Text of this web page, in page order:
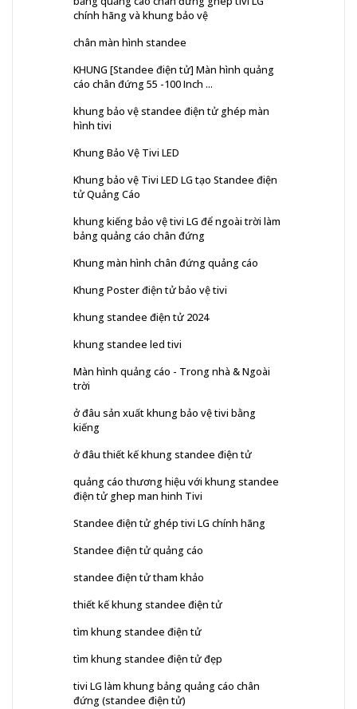
chính hãng và khung bảo vệ
chân màn hình standee
KHUNG [Standee điện tử] Màn hình quảng
cáo chân đứng 55 -100 Inch ...
khung bảo vệ standee điện tử ghép màn
hình tivi
Khung Bảo Vệ Tivi LED
Khung bảo vệ Tivi LED LG tạo Standee điện
tử Quảng Cáo
khung kiếng bảo vệ tivi LG để ngoài trời làm
bảng quảng cáo chân đứng
Khung màn hình chân đứng quảng cáo
Khung Poster điện tử bảo vệ tivi
khung standee điện tử 2024
khung standee led tivi
Màn hình quảng cáo - Trong nhà & Ngoài
trời
ở đâu sản xuất khung bảo vệ tivi bằng
kiếng
ở đâu thiết kế khung standee điện tử
quảng cáo thương hiệu với khung standee
điện tử ghep man hinh Tivi
Standee điện tử ghép tivi LG chính hãng
Standee điện tử quảng cáo
standee điện tử tham khảo
thiết kế khung standee điện tử
tìm khung standee điện tử
tìm khung standee điện tử đẹp
tivi LG làm khung bảng quảng cáo chân
đứng (standee điện tử)